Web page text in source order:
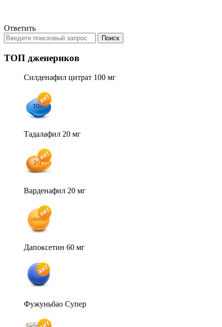
Ответить
ТОП дженериков
Силденафил цитрат 100 мг
Тадалафил 20 мг
Варденафил 20 мг
Дапоксетин 60 мг
Фужуньбао Супер